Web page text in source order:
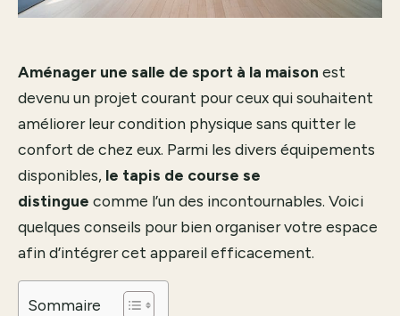
Aménager une salle de sport à la maison est
devenu un projet courant pour ceux qui souhaitent
améliorer leur condition physique sans quitter le
confort de chez eux. Parmi les divers équipements
disponibles, le tapis de course se
distingue comme l’un des incontournables. Voici
quelques conseils pour bien organiser votre espace
afin d’intégrer cet appareil efficacement.
Sommaire